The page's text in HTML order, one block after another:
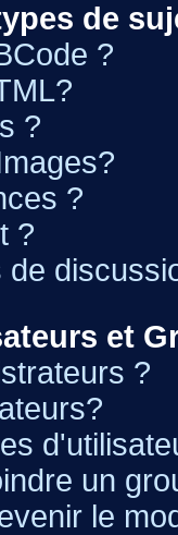
de
?
?
?
?
et
?
un
le